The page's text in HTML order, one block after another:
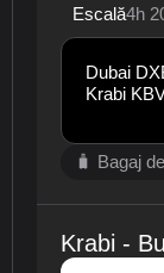
Escală4h
Dubai
Krabi
🧳 Bagaj
Krabi -